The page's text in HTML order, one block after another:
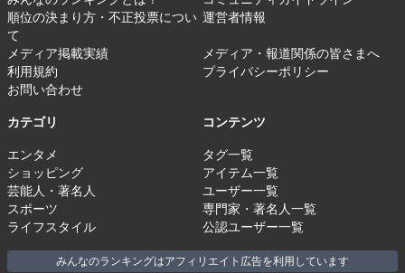
順位の決まり方・不正投票につい
て
運営者情報
メディア掲載実績
メディア・報道関係の皆さまへ
利用規約
プライバシーポリシー
お問い合わせ
カテゴリ
エンタメ
ショッピング
芸能人・著名人
スポーツ
ライフスタイル
コンテンツ
タグ一覧
アイテム一覧
ユーザー一覧
専門家・著名人一覧
公認ユーザー一覧
みんなのランキングはアフィリエイト広告を利用しています